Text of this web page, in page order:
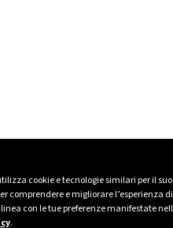
cookie e tecnologie similari per il
comprendere e migliorare l’esperienza
con le tue preferenze manifestate
.